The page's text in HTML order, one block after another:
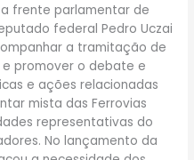
frente parlamentar de
federal Pedro Uczai
a tramitação de
promover o debate e
e ações relacionadas
mista das Ferrovias
representativas do
No lançamento da